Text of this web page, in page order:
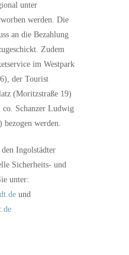
unter
werden. Die
an die Bezahlung
Zudem
im Westpark
der Tourist
(Moritzstraße 19)
Schanzer Ludwig
bezogen werden.
Ingolstädter
Sicherheits- und
unter:
und